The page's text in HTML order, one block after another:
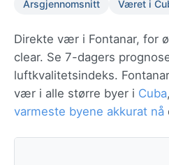
Årsgjennomsnitt
Været i
Direkte vær i Fontanar, for
clear. Se 7-dagers
luftkvalitetsindeks.
vær i alle større byer i Cuba
varmeste byene akkurat nå